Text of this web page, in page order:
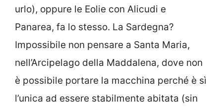
urlo), oppure le Eolie con Alicudi e
Panarea, fa lo stesso. La Sardegna?
Impossibile non pensare a Santa Maria,
nell’Arcipelago della Maddalena, dove non
è possibile portare la macchina perché è sì
l’unica ad essere stabilmente abitata (sin